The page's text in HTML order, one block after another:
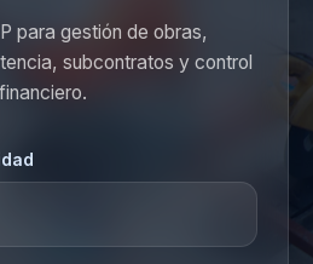
para gestión de obras,
subcontratos y control
financiero.